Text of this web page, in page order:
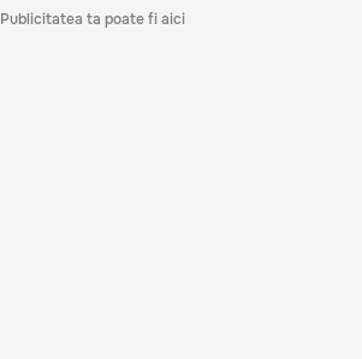
Publicitatea ta poate fi aici